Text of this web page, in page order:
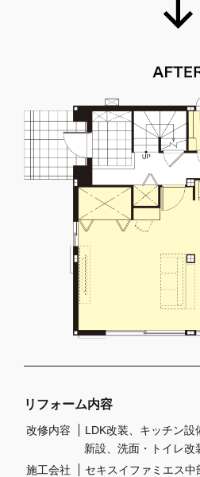
リフォーム内容
改修内容
LDK改装、キッチン設備交換、玄関ホールに収納
新設、洗面・トイレ改
施工会社
セキスイファミエス中